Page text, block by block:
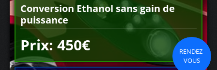
Conversion Ethanol sans gain de
puissance
Prix: 450€
RENDEZ-
VOUS